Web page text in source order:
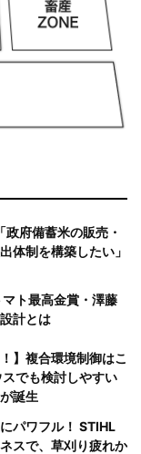
体制を構築したい」
ト最高金賞・澤藤
計とは
】複合環境制御はこ
でも検討しやすい
誕生
パワフル！ STIHL
スで、草刈り疲れか